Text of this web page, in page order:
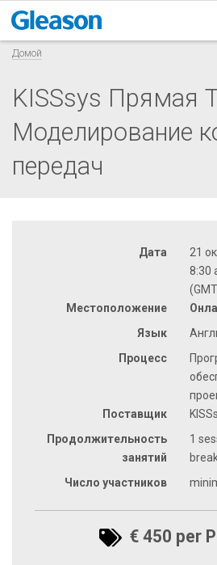
Домой
KISSsys Прямая
Моделирование
передач
Дата
21
8:30
Местоположение
Язык
Процесс
Поставщик
Продолжительность
занятий
1
Число участников
€ 450 per